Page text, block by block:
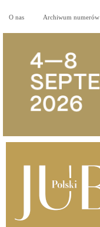
O nas Archiwum numerów